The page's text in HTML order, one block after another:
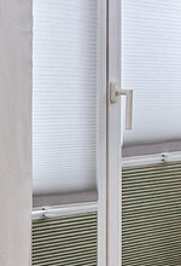
Egyedi
Szakmai
Van még kérdése?
Ön építész,
projektje?
bármilyen